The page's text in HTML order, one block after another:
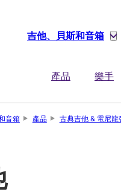
吉他、貝斯和音箱
產品 樂手
音箱 產品 古典吉他 & 電尼龍